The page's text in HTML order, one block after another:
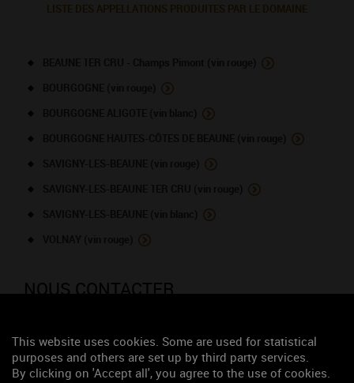
LISTE DES APPELLATIONS PRODUITES PAR LE DOMAINE
NOUS CONTACTER
Domaine du Prieuré - Maurice Stephen
Caveau de dégustation
23, route de Beaune
This website uses cookies. Some are used for statistical
purposes and others are set up by third party services.
By clicking on 'Accept all', you agree to the use of cookies.